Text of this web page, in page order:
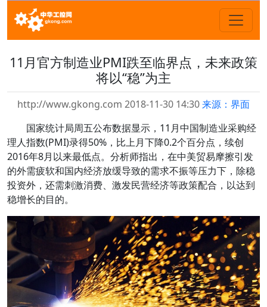
11月官方制造业PMI跌至临界点，未来政策
将以“稳”为主
http://www.gkong.com 2018-11-30 14:30来源：界面
国家统计局周五公布数据显示，11月中国制造业采购经
理人指数(PMI)录得50%，比上月下降0.2个百分点，续创
2016年8月以来最低点。分析师指出，在中美贸易摩擦引发
的外需疲软和国内经济放缓导致的需求不振等压力下，除稳
投资外，还需刺激消费、激发民营经济等政策配合，以达到
稳增长的目的。